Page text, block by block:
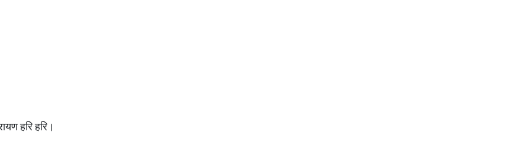
हरि हरि।